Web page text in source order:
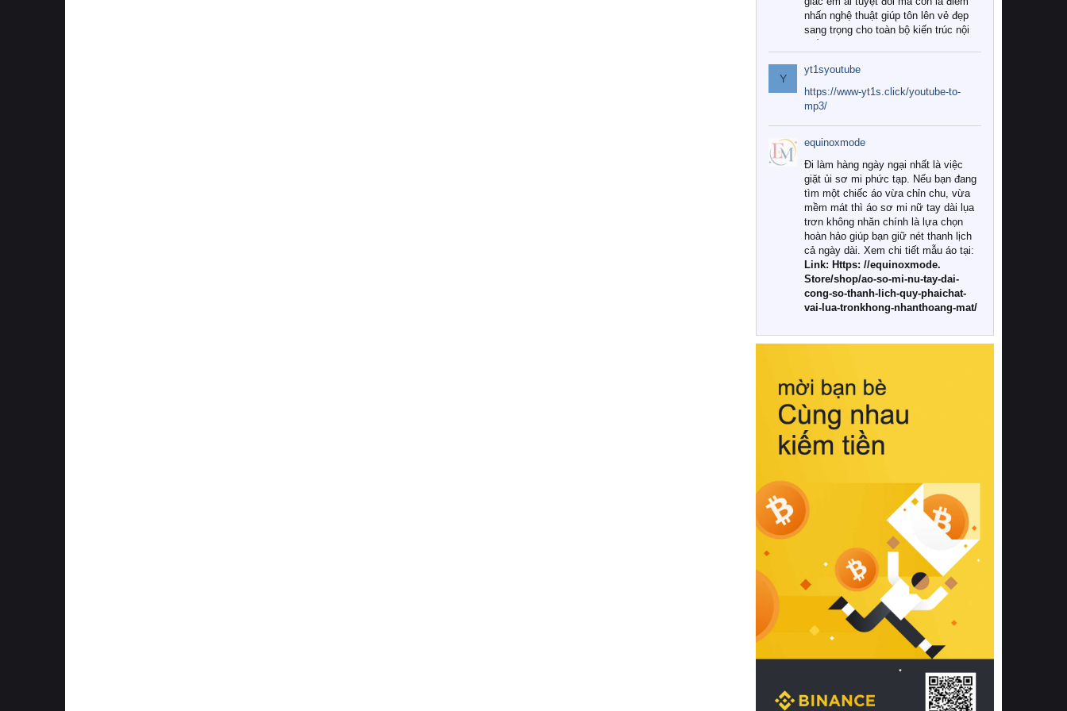
nhấn nghệ thuật giúp tôn lên vẻ đẹp
sang trọng cho toàn bộ kiến trúc nội
Tuy nhiên, giữa thị trường đa dạng
với vô vàn thương hiệu và mẫu mã
như hiện nay, làm thế nào để chọn
được những bộ chăn ga gối đệm cao
cấp thực sự chất lượng, phù hợp với
khí hậu và nhu cầu sử dụng của gia
đình? Hãy cùng chúng tôi đi tìm lời
giải đáp chi tiết qua bài viết dưới đây.
1. Tại sao các gia đình hiện đại lại ưa
chuộng chăn ga gối đệm cao cấp?
Khác với các dòng sản phẩm thông
thường, những bộ chăn ga gối đệm
cao cấp trải qua quy trình sản xuất
nghiêm ngặt từ khâu chọn lọc nguyên
liệu tự nhiên đến công nghệ dệt
nhuộm hiện đại không chứa hóa chất
này, bạn sẽ cảm nhận rõ rệt sự khác
hồi chuẩn xác của phần đệm nâng đỡ
cột sống.
Bên cạnh đó, việc lựa chọn các dòng
sản phẩm đạt chuẩn chất lượng quốc
tế còn giúp ngăn ngừa tình trạng kích
khuẩn và nấm mốc trong điều kiện
thời tiết nóng ẩm. Bạn có thể tìm hiểu
thêm các nghiên cứu khoa học về tác
động của giấc ngủ và môi trường
phòng ngủ đối với sức khỏe con
người tại Sleep Foundation (External
Link) để có cái nhìn toàn diện hơn.
2. Các tiêu chí vàng khi lựa chọn
chăn ga gối đệm cao cấp cho phòng
ngủ
Để sở hữu một bộ chăn ga gối đệm
cao cấp hoàn hảo cả về thẩm mỹ lẫn
công năng, người tiêu dùng cần cân
nhắc kỹ lưỡng các tiêu chí quan trọng
Y
yt1syoutube
https://www-yt1s.click/youtube-to-
mp3/
equinoxmode
Đi làm hàng ngày ngại nhất là việc
giặt ủi sơ mi phức tạp. Nếu bạn đang
tìm một chiếc áo vừa chỉn chu, vừa
mềm mát thì áo sơ mi nữ tay dài lụa
trơn không nhăn chính là lựa chọn
hoàn hảo giúp bạn giữ nét thanh lịch
cả ngày dài. Xem chi tiết mẫu áo tại:
Link: Https: //equinoxmode.
Store/shop/ao-so-mi-nu-tay-dai-
cong-so-thanh-lich-quy-phaichat-
vai-lua-tronkhong-nhanthoang-mat/